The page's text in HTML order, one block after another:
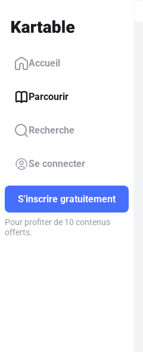
Accueil
Parcourir
Recherche
Se connecter
S'inscrire gratuitement
Pour profiter de 10 contenus
offerts.